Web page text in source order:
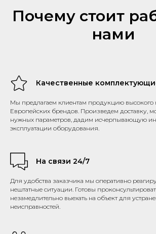
Почему стоит
нами
Качественные
Мы предлагаем клиентам продукцию высокого
Европейских брендов. Произведем доставку,
нужных параметров, дадим исчерпывающую
эксплуатации оборудования.
На связи 24/7
Для удобства заказчика мы оперативно
нештатные ситуации. Готовы
незамедлительно выехать на объект для
неисправностей.